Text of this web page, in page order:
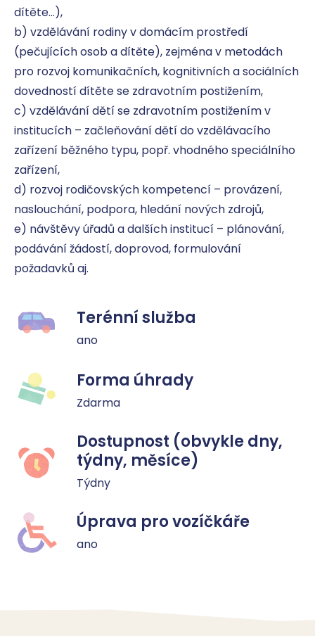
dítěte…),
b) vzdělávání rodiny v domácím prostředí
(pečujících osob a dítěte), zejména v metodách
pro rozvoj komunikačních, kognitivních a sociálních
dovedností dítěte se zdravotním postižením,
c) vzdělávání dětí se zdravotním postižením v
institucích – začleňování dětí do vzdělávacího
zařízení běžného typu, popř. vhodného speciálního
zařízení,
d) rozvoj rodičovských kompetencí – provázení,
naslouchání, podpora, hledání nových zdrojů,
e) návštěvy úřadů a dalších institucí – plánování,
podávání žádostí, doprovod, formulování
požadavků aj.
Terénní služba
ano
Forma úhrady
Zdarma
Dostupnost (obvykle dny,
týdny, měsíce)
Týdny
Úprava pro vozíčkáře
ano